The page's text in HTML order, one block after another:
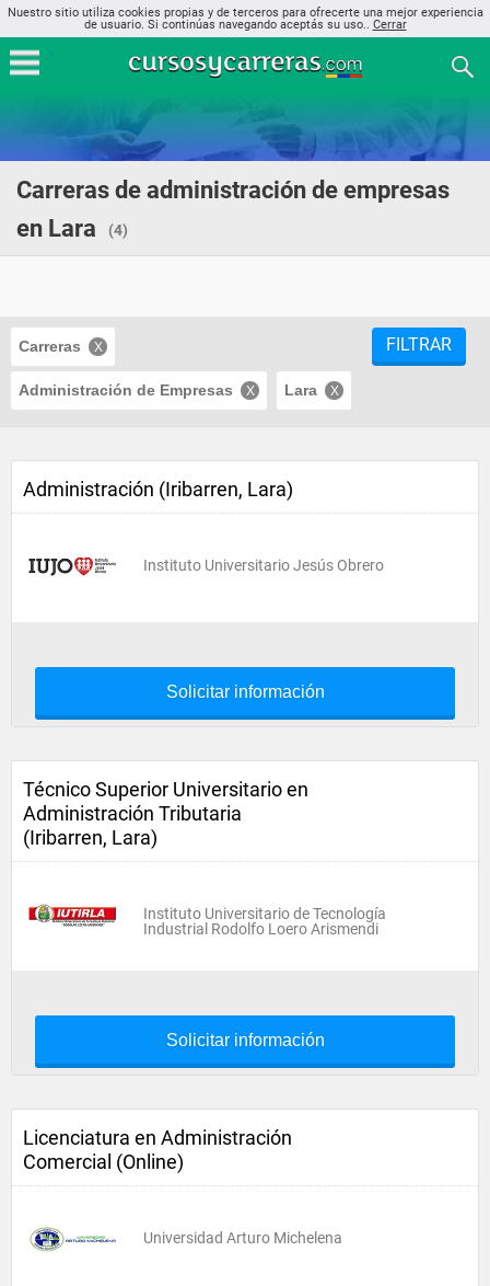
Nuestro sitio utiliza cookies propias y de terceros para ofrecerte una mejor experiencia
de usuario. Si continúas navegando aceptás su uso.. Cerrar
Carreras de administración de empresas
en Lara
(4)
Carreras
Administración de Empresas Lara
FILTRAR
Administración (Iribarren, Lara)
Instituto Universitario Jesús Obrero
Solicitar información
Técnico Superior Universitario en
Administración Tributaria
(Iribarren, Lara)
Instituto Universitario de Tecnología
Industrial Rodolfo Loero Arismendi
Solicitar información
Licenciatura en Administración
Comercial (Online)
Universidad Arturo Michelena